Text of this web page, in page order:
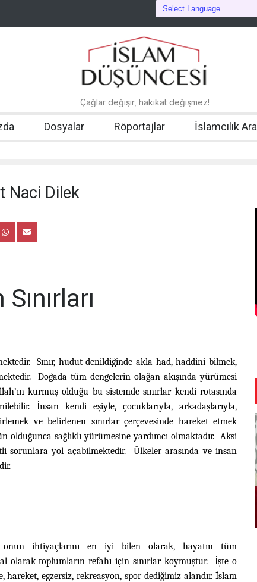
Çağlar değişir, hakikat değişmez!
Dosyalar Röportajlar İslamcılık
Naci Dilek
Sınır, hudut denildiğinde akla had, haddini bilmek,
Doğada tüm dengelerin olağan akışında yürümesi
kurmuş olduğu bu sistemde sınırlar kendi rotasında
İnsan kendi eşiyle, çocuklarıyla, arkadaşlarıyla,
ve belirlenen sınırlar çerçevesinde hareket etmek
olduğunca sağlıklı yürümesine yardımcı olmaktadır. Aksi
sorunlara yol açabilmektedir. Ülkeler arasında ve insan
onun ihtiyaçlarını en iyi bilen olarak, hayatın tüm
olarak toplumların refahı için sınırlar koymuştur. İşte o
egzersiz, rekreasyon, spor dediğimiz alandır. İslam